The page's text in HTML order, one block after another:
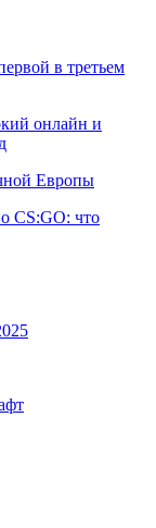
в третьем
онлайн и
Европы
CS:GO: что